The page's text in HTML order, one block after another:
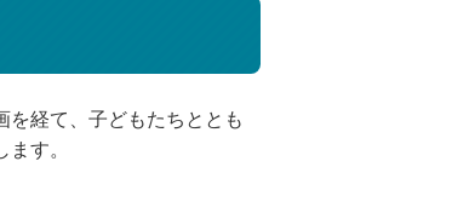
経て、子どもたちととも
す。